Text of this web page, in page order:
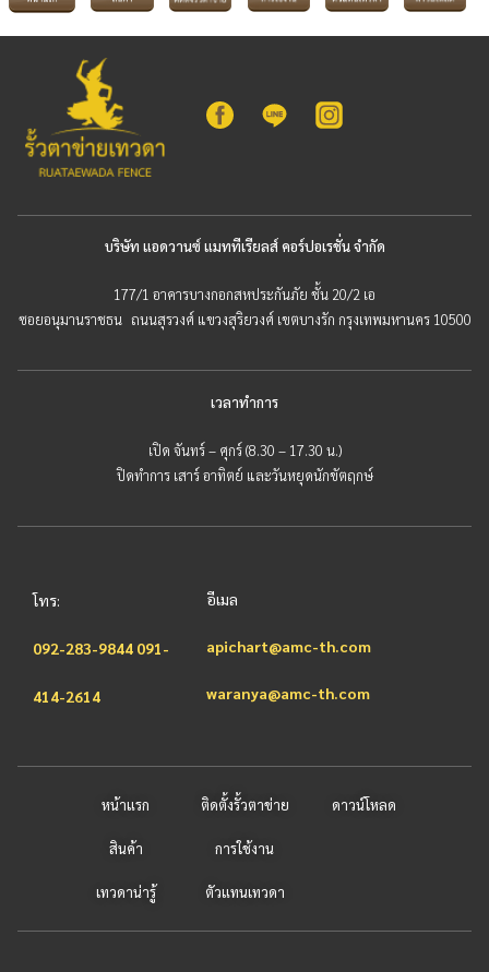
บริษัท แอดวานซ์ แมททีเรียลส์ คอร์ปอเรชั่น จำกัด
177/1 อาคารบางกอกสหประกันภัย ชั้น 20/2 เอ
ซอยอนุมานราชธน ถนนสุรวงศ์ แขวงสุริยวงศ์ เขตบางรัก กรุงเทพมหานคร 10500
เวลาทำการ
เปิด จันทร์ – ศุกร์ (8.30 – 17.30 น.)
ปิดทำการ เสาร์ อาทิตย์ และวันหยุดนักขัตฤกษ์
โทร:
092-283-9844 091-
414-2614
อีเมล
apichart@amc-th.com
waranya@amc-th.com
หน้าแรก
สินค้า
เทวดาน่ารู้
ติดตั้งรั้วตาข่าย
การใช้งาน
ตัวแทนเทวดา
ดาวน์โหลด